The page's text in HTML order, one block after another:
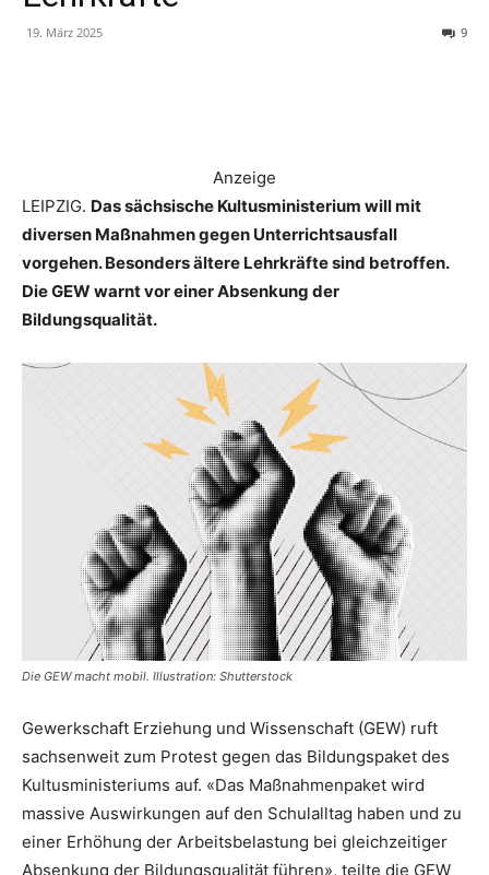
19. März 2025 9
Anzeige
LEIPZIG. Das sächsische Kultusministerium will mit
diversen Maßnahmen gegen Unterrichtsausfall
vorgehen. Besonders ältere Lehrkräfte sind betroffen.
Die GEW warnt vor einer Absenkung der
Bildungsqualität.
Die GEW macht mobil. Illustration: Shutterstock
Gewerkschaft Erziehung und Wissenschaft (GEW) ruft
sachsenweit zum Protest gegen das Bildungspaket des
Kultusministeriums auf. «Das Maßnahmenpaket wird
massive Auswirkungen auf den Schulalltag haben und zu
einer Erhöhung der Arbeitsbelastung bei gleichzeitiger
Absenkung der Bildungsqualität führen», teilte die GEW